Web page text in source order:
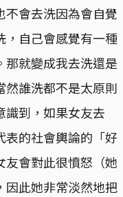
不會去洗因為會自覺
，自己會感覺有一種
那就變成我去洗還是
然誰洗都不是太原則
識到，如果女友去
表的社會輿論的「好
友會對此很憤怒（她
因此她非常淡然地把